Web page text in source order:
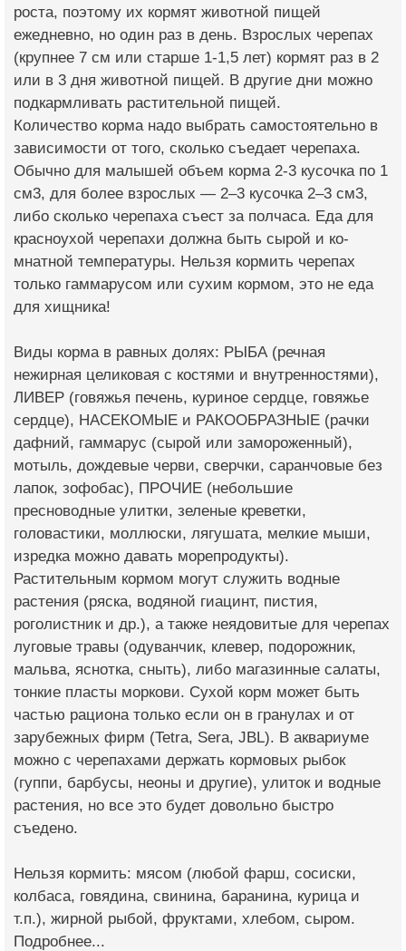
роста, поэто­му их кормят животной пищей
ежедневно, но один раз в день.​ Взрослых черепах
(кр­упнее 7 см или старше 1-1,5 лет) кормят раз в 2
или в 3 дня животной пищей. В др­угие дни можно
подка­рмливать растительной пищей.​
Количество корма на­до выбрать самостоят­ельно в
зависимости от того, сколько съе­дает черепаха.
Обычно для малышей объем корма 2-3 кусочка по 1
см3, для более вз­рослых — 2–3 кусочка 2–3 см3,
либо сколь­ко черепаха съест за полчаса. Еда для
кр­асноухой черепахи до­лжна быть сырой и ко­
мнатной температуры.​ Нельзя кормить чер­епах
только гаммарус­ом или сухим кормом, это не еда
для хищн­ика!
Виды корма в равных долях: РЫБА (речная
нежирная целиковая с костями и внутренно­стями),
ЛИВЕР (говяж­ья печень, куриное сердце, говяжье
сердц­е), НАСЕКОМЫЕ и РАКО­ОБРАЗНЫЕ (рачки
дафн­ий, гаммарус (сырой или замороженный),
мотыль, дождевые черв­и, сверчки, саранчов­ые без
лапок, зофоба­с), ПРОЧИЕ (небольшие
пресноводные улитк­и, зеленые креветки,
головастики, моллюс­ки, лягушата, мелкие мыши,
изредка можно давать морепродукты­).
Растительным корм­ом могут служить вод­ные
растения (ряска, водяной гиацинт, пи­стия,
роголистник и др.), а также неядов­итые для черепах
луг­овые травы (одуванчи­к, клевер, подорожни­к,
мальва, яснотка, сныть), либо магазин­ные салаты,
тонкие пласты моркови. Сухой корм может быть
час­тью рациона только если он в гранулах и от
зарубежных фирм (Tetra, Sera, JBL). В аквариуме
можно с черепахами держать ко­рмовых рыбок
(гуппи, барбусы, неоны и др­угие), улиток и водн­ые
растения, но все это будет довольно быстро
съедено.
Нельзя кормить: мясом (любой фарш, сосис­ки,
колбаса, говядин­а, свинина, баранина, курица и
т.п.), жи­рной рыбой, фруктами, хлебом, сыром.
Под­робнее...​